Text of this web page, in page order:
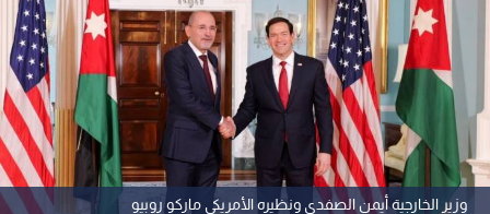
وزير الخارجية أيمن الصفدي ونظيره الأمريكي ماركو روبيو